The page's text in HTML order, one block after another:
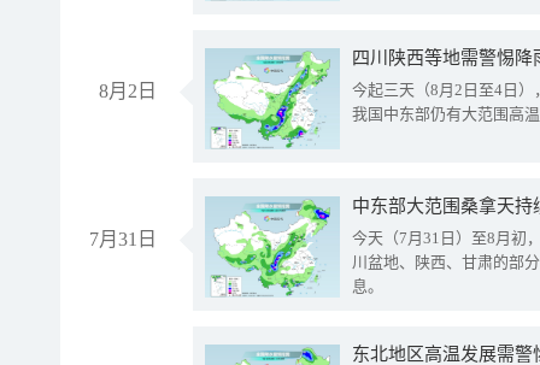
8月2日
今起三天（8月2日至4日
我国中东部仍有大范围高
7月31日
中东部大范围桑拿天
今天（7月31日）至8月初
川盆地、陕西、甘肃的部
息。
东北地区高温发展需